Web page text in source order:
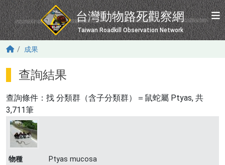
移至主內容
台灣動物路死觀察網
Taiwan Roadkill Observation Network
成果
查詢結果
查詢條件：找 分類群（含子分類群）＝鼠蛇屬 Ptyas, 共
3,711筆
物種
Ptyas mucosa